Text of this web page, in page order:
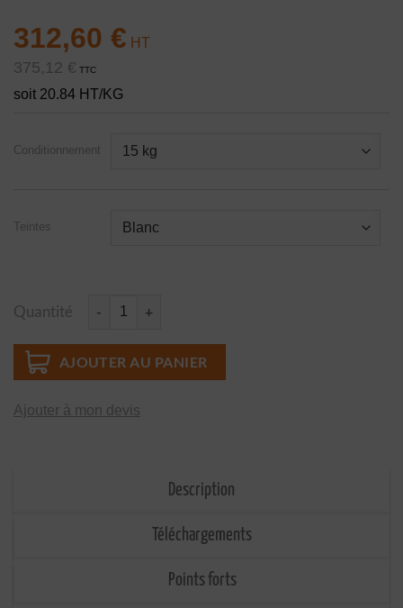
soit 20.84 HT/KG
312,60 €
375,12 € TTC
Conditionnement
Teintes
Quantité
AJOUTER AU PANIER
Ajouter à mon devis
Description
Téléchargements
Points forts